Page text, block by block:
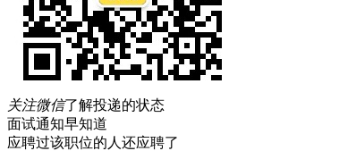
关注微信了解投递的状态
面试通知早知道
应聘过该职位的人还应聘了